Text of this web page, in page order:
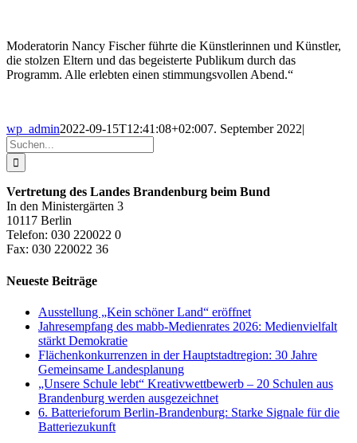
Moderatorin Nancy Fischer führte die Künstlerinnen und Künstler,
die stolzen Eltern und das begeisterte Publikum durch das
Programm. Alle erlebten einen stimmungsvollen Abend.“
wp_admin2022-09-15T12:41:08+02:007. September 2022|
Suche
nach:
Vertretung des Landes Brandenburg beim Bund
In den Ministergärten 3
10117 Berlin
Telefon: 030 220022 0
Fax: 030 220022 36
Neueste Beiträge
Ausstellung „Kein schöner Land“ eröffnet
Jahresempfang des mabb-Medienrates 2026: Medienvielfalt
stärkt Demokratie
Flächenkonkurrenzen in der Hauptstadtregion: 30 Jahre
Gemeinsame Landesplanung
„Unsere Schule lebt“ Kreativwettbewerb – 20 Schulen aus
Brandenburg werden ausgezeichnet
6. Batterieforum Berlin-Brandenburg: Starke Signale für die
Batteriezukunft